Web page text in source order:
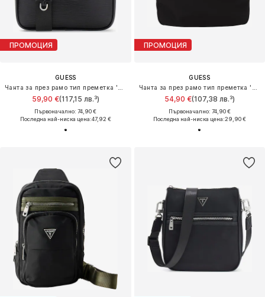
ПРОМОЦИЯ
GUESS
59,90 €(117,15 лв.³)
Първоначално: 74,90 €
Последна най-ниска цена:47,92 €
ПРОМОЦИЯ
GUESS
54,90 €(107,38 лв.³)
Първоначално: 74,90 €
Последна най-ниска цена:29,90 €